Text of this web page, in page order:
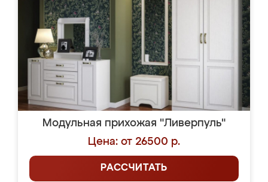
Модульная прихожая "Ливерпуль"
Цена: от 26500 р.
РАССЧИТАТЬ